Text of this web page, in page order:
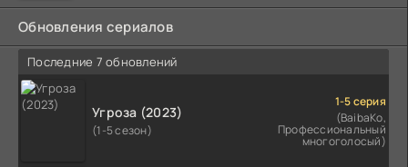
Обновления сериалов
Последние 7 обновлений
Угроза (2023)
(1-5 сезон)
1-5 серия
(BaibaKo,
Профессиональный
многоголосый)